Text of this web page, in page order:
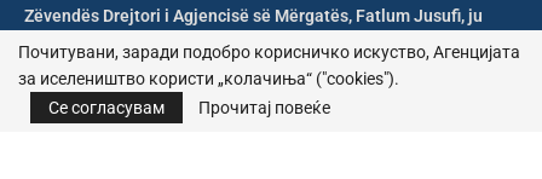
Zëvendës Drejtori i Agjencisë së Mërgatës, Fatlum Jusufi, ju
Shoqata Humanitare Tuhini Feston 10 Vjetorin e Themelimit
Почитувани, заради подобро корисничко искуство, Агенцијата
за иселеништво користи „колачиња“ ("cookies").
Се согласувам
Прочитај повеќе